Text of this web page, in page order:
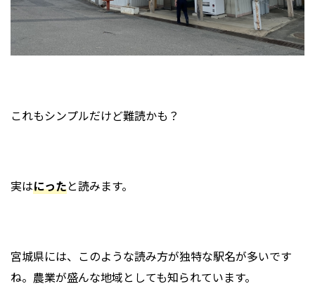
これもシンプルだけど難読かも？
実はにったと読みます。
宮城県には、このような読み方が独特な駅名が多いです
ね。農業が盛んな地域としても知られています。